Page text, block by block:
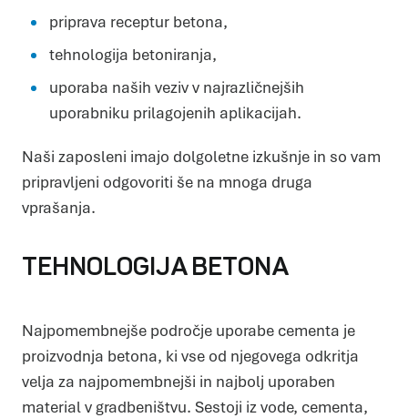
priprava receptur betona,
tehnologija betoniranja,
uporaba naših veziv v najrazličnejših
uporabniku prilagojenih aplikacijah.
Naši zaposleni imajo dolgoletne izkušnje in so vam
pripravljeni odgovoriti še na mnoga druga
vprašanja.
TEHNOLOGIJA BETONA
Najpomembnejše področje uporabe cementa je
proizvodnja betona, ki vse od njegovega odkritja
velja za najpomembnejši in najbolj uporaben
material v gradbeništvu. Sestoji iz vode, cementa,